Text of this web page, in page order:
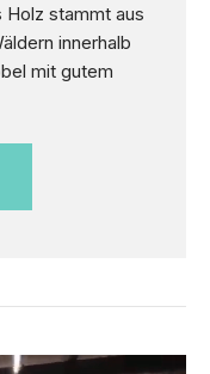
Holz stammt aus
innerhalb
mit gutem